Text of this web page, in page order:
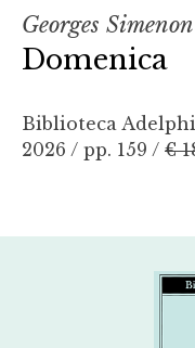
Georges Simenon
Domenica
Biblioteca
2026 / pp. 159 / €